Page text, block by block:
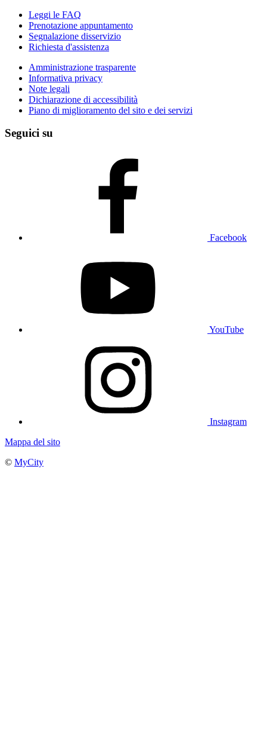
Leggi le FAQ
Prenotazione appuntamento
Segnalazione disservizio
Richiesta d'assistenza
Amministrazione trasparente
Informativa privacy
Note legali
Dichiarazione di accessibilità
Piano di miglioramento del sito e dei servizi
Seguici su
Facebook
YouTube
Instagram
Mappa del sito
© MyCity